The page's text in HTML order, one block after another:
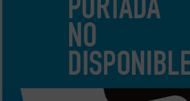
hace más sensible la ausencia de una
síntesis ordenada y sencilla del hecho
monástico a ...(ver ficha)